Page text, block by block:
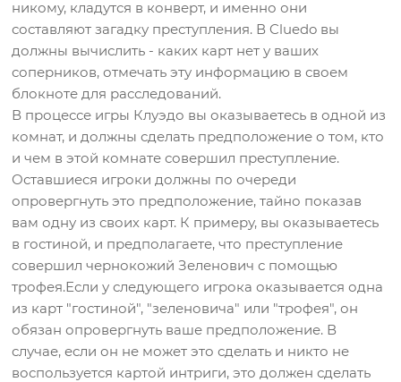
никому, кладутся в конверт, и именно они
составляют загадку преступления. В Cluedo вы
должны вычислить - каких карт нет у ваших
соперников, отмечать эту информацию в своем
блокноте для расследований.
В процессе игры Клуэдо вы оказываетесь в одной из
комнат, и должны сделать предположение о том, кто
и чем в этой комнате совершил преступление.
Оставшиеся игроки должны по очереди
опровергнуть это предположение, тайно показав
вам одну из своих карт. К примеру, вы оказываетесь
в гостиной, и предполагаете, что преступление
совершил чернокожий Зеленович с помощью
трофея.Если у следующего игрока оказывается одна
из карт "гостиной", "зеленовича" или "трофея", он
обязан опровергнуть ваше предположение. В
случае, если он не может это сделать и никто не
воспользуется картой интриги, это должен сделать